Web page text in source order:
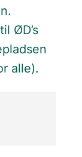
ØD’s
alle).